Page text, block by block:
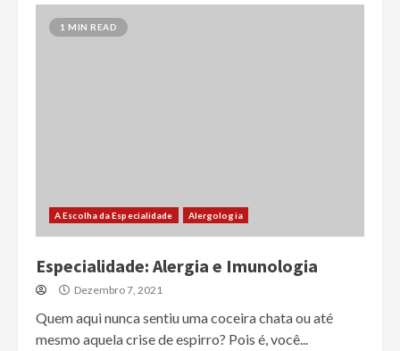
1 MIN READ
A Escolha da Especialidade Alergologia
Especialidade: Alergia e Imunologia
Dezembro 7, 2021
Quem aqui nunca sentiu uma coceira chata ou até
mesmo aquela crise de espirro? Pois é, você...